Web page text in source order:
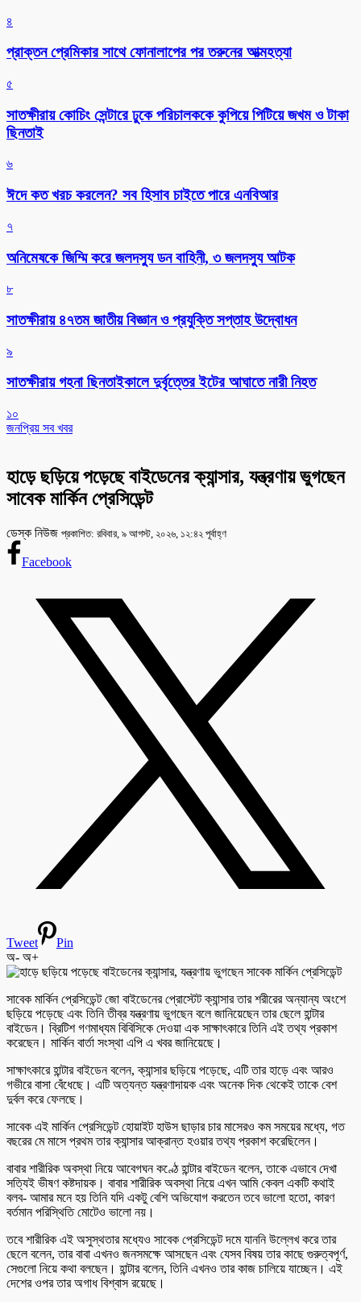
৪
প্রাক্তন প্রেমিকার সাথে ফোনালাপের পর তরুনের আত্মহত্যা
৫
সাতক্ষীরায় কোচিং সেন্টারে ঢুকে পরিচালককে কুপিয়ে পিটিয়ে জখম ও টাকা
ছিনতাই
৬
ঈদে কত খরচ করলেন? সব হিসাব চাইতে পারে এনবিআর
৭
অনিমেষকে জিম্মি করে জলদস্যু ডন বাহিনী, ৩ জলদস্যু আটক
৮
সাতক্ষীরায় ৪৭তম জাতীয় বিজ্ঞান ও প্রযুক্তি সপ্তাহ উদ্বোধন
৯
সাতক্ষীরায় গহনা ছিনতাইকালে দুর্বৃত্তের ইটের আঘাতে নারী নিহত
১০
জনপ্রিয় সব খবর
হাড়ে ছড়িয়ে পড়েছে বাইডেনের ক্যান্সার, যন্ত্রণায় ভুগছেন
সাবেক মার্কিন প্রেসিডেন্ট
ডেস্ক নিউজ প্রকাশিত: রবিবার, ৯ আগস্ট, ২০২৬, ১২:৪২ পূর্বাহ্ণ
Facebook
Tweet
Pin
অ- অ+
সাবেক মার্কিন প্রেসিডেন্ট জো বাইডেনের প্রোস্টেট ক্যান্সার তার শরীরের অন্যান্য অংশে
ছড়িয়ে পড়েছে এবং তিনি তীব্র যন্ত্রণায় ভুগছেন বলে জানিয়েছেন তার ছেলে হান্টার
বাইডেন। ব্রিটিশ গণমাধ্যম বিবিসিকে দেওয়া এক সাক্ষাৎকারে তিনি এই তথ্য প্রকাশ
করেছেন। মার্কিন বার্তা সংস্থা এপি এ খবর জানিয়েছে।
সাক্ষাৎকারে হান্টার বাইডেন বলেন, ক্যান্সার ছড়িয়ে পড়েছে, এটি তার হাড়ে এবং আরও
গভীরে বাসা বেঁধেছে। এটি অত্যন্ত যন্ত্রণাদায়ক এবং অনেক দিক থেকেই তাকে বেশ
দুর্বল করে ফেলছে।
সাবেক এই মার্কিন প্রেসিডেন্ট হোয়াইট হাউস ছাড়ার চার মাসেরও কম সময়ের মধ্যে, গত
বছরের মে মাসে প্রথম তার ক্যান্সার আক্রান্ত হওয়ার তথ্য প্রকাশ করেছিলেন।
বাবার শারীরিক অবস্থা নিয়ে আবেগঘন কণ্ঠে হান্টার বাইডেন বলেন, তাকে এভাবে দেখা
সত্যিই ভীষণ কষ্টদায়ক। বাবার শারীরিক অবস্থা নিয়ে এখন আমি কেবল একটি কথাই
বলব- আমার মনে হয় তিনি যদি একটু বেশি অভিযোগ করতেন তবে ভালো হতো, কারণ
বর্তমান পরিস্থিতি মোটেও ভালো নয়।
তবে শারীরিক এই অসুস্থতার মধ্যেও সাবেক প্রেসিডেন্ট দমে যাননি উল্লেখ করে তার
ছেলে বলেন, তার বাবা এখনও জনসমক্ষে আসছেন এবং যেসব বিষয় তার কাছে গুরুত্বপূর্ণ,
সেগুলো নিয়ে কথা বলছেন। হান্টার বলেন, তিনি এখনও তার কাজ চালিয়ে যাচ্ছেন। এই
দেশের ওপর তার অগাধ বিশ্বাস রয়েছে।